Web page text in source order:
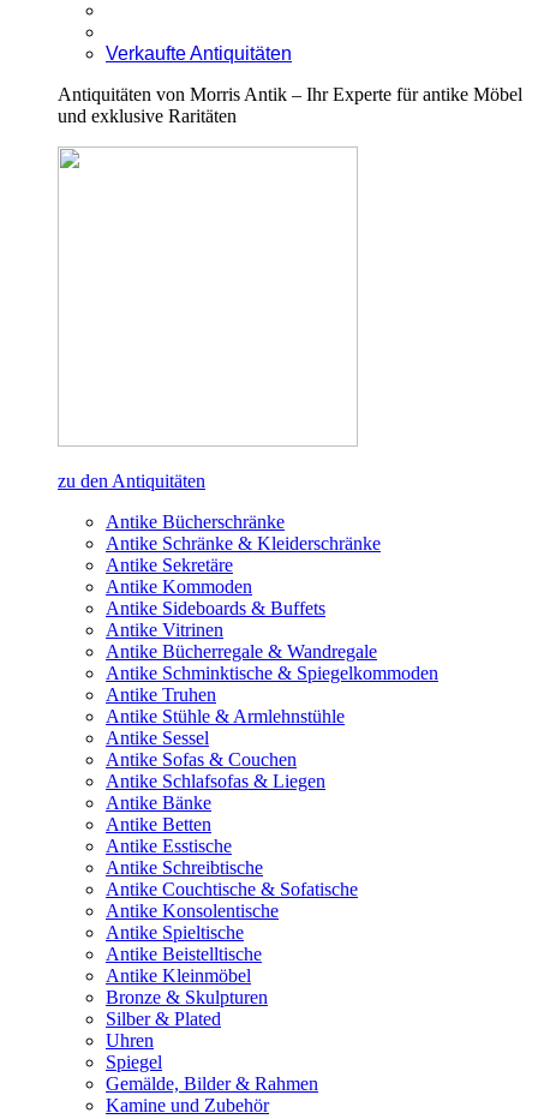
Verkaufte Antiquitäten
Antiquitäten von Morris Antik – Ihr Experte für antike Möbel
und exklusive Raritäten
zu den Antiquitäten
Antike Bücherschränke
Antike Schränke & Kleiderschränke
Antike Sekretäre
Antike Kommoden
Antike Sideboards & Buffets
Antike Vitrinen
Antike Bücherregale & Wandregale
Antike Schminktische & Spiegelkommoden
Antike Truhen
Antike Stühle & Armlehnstühle
Antike Sessel
Antike Sofas & Couchen
Antike Schlafsofas & Liegen
Antike Bänke
Antike Betten
Antike Esstische
Antike Schreibtische
Antike Couchtische & Sofatische
Antike Konsolentische
Antike Spieltische
Antike Beistelltische
Antike Kleinmöbel
Bronze & Skulpturen
Silber & Plated
Uhren
Spiegel
Gemälde, Bilder & Rahmen
Kamine und Zubehör